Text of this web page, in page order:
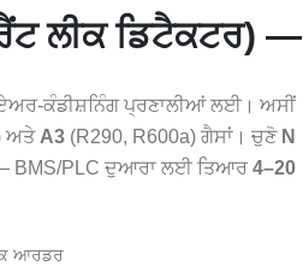
ਲੀਕ ਡਿਟੈਕਟਰ) —
ਕੰਡੀਸ਼ਨਿੰਗ ਪ੍ਰਣਾਲੀਆਂ ਲਈ। ਅਸੀਂ
ਅਤੇ A3 (R290, R600a) ਗੈਸਾਂ। ਚੁਣੋ N
BMS/PLC ਦੁਆਰਾ ਲਈ ਤਿਆਰ 4–20
ਆਰਡਰ